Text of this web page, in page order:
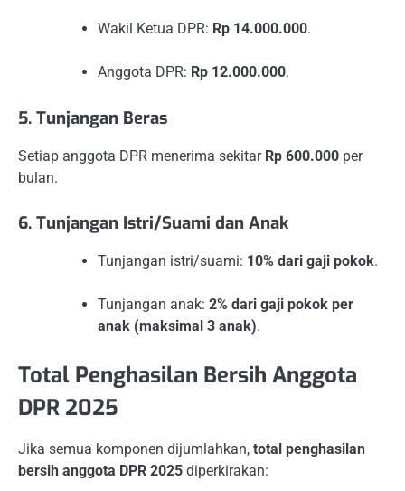
Wakil Ketua DPR: Rp 14.000.000.
Anggota DPR: Rp 12.000.000.
5. Tunjangan Beras
Setiap anggota DPR menerima sekitar Rp 600.000 per
bulan.
6. Tunjangan Istri/Suami dan Anak
Tunjangan istri/suami: 10% dari gaji pokok.
Tunjangan anak: 2% dari gaji pokok per
anak (maksimal 3 anak).
Total Penghasilan Bersih Anggota
DPR 2025
Jika semua komponen dijumlahkan, total penghasilan
bersih anggota DPR 2025 diperkirakan: